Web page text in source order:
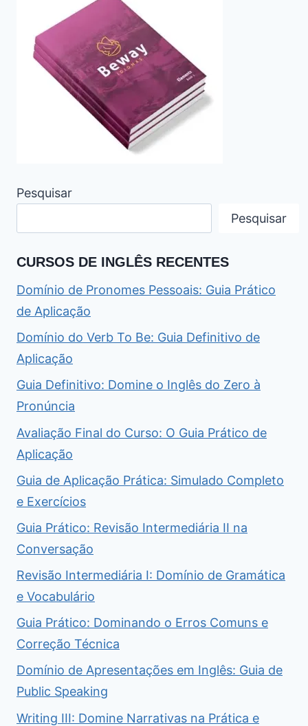
Pesquisar
Pesquisar
CURSOS DE INGLÊS RECENTES
Domínio de Pronomes Pessoais: Guia Prático
de Aplicação
Domínio do Verb To Be: Guia Definitivo de
Aplicação
Guia Definitivo: Domine o Inglês do Zero à
Pronúncia
Avaliação Final do Curso: O Guia Prático de
Aplicação
Guia de Aplicação Prática: Simulado Completo
e Exercícios
Guia Prático: Revisão Intermediária II na
Conversação
Revisão Intermediária I: Domínio de Gramática
e Vocabulário
Guia Prático: Dominando o Erros Comuns e
Correção Técnica
Domínio de Apresentações em Inglês: Guia de
Public Speaking
Writing III: Domine Narrativas na Prática e